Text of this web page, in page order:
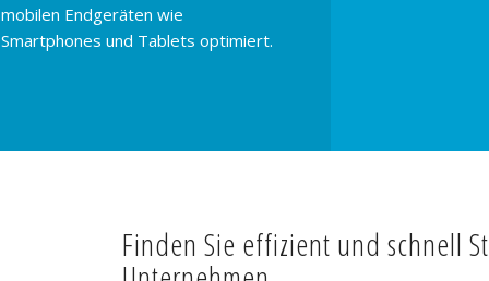
mobilen Endgeräten wie
Smartphones und Tablets optimiert.
Finden Sie effizient und schnell